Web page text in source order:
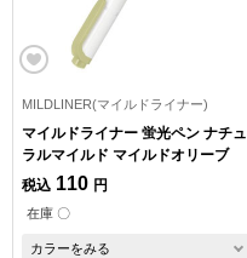
MILDLINER(マイルドライナー)
マイルドライナー 蛍光ペン ナチュ
ラルマイルド マイルドオリーブ
税込 110 円
在庫 〇
カラーをみる